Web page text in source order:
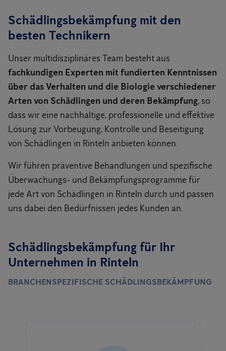
Schädlingsbekämpfung mit den
besten Technikern
Unser multidisziplinäres Team besteht aus
fachkundigen Experten mit fundierten Kenntnissen
über das Verhalten und die Biologie verschiedener
Arten von Schädlingen und deren Bekämpfung, so
dass wir eine nachhaltige, professionelle und effektive
Lösung zur Vorbeugung, Kontrolle und Beseitigung
von Schädlingen in Rinteln anbieten können.
Wir führen präventive Behandlungen und spezifische
Überwachungs- und Bekämpfungsprogramme für
jede Art von Schädlingen in Rinteln durch und passen
uns dabei den Bedürfnissen jedes Kunden an.
Schädlingsbekämpfung für Ihr
Unternehmen in Rinteln
BRANCHENSPEZIFISCHE SCHÄDLINGSBEKÄMPFUNG